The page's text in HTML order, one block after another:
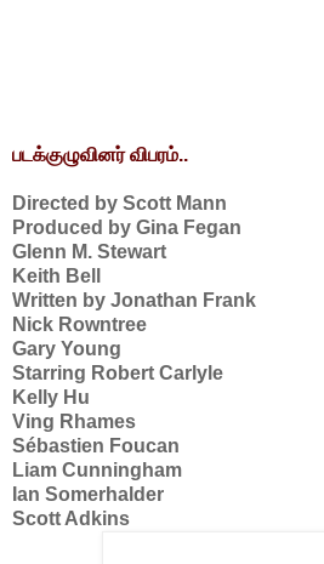
படக்குழுவினர் விபரம்..
Directed by Scott Mann
Produced by Gina Fegan
Glenn M. Stewart
Keith Bell
Written by Jonathan Frank
Nick Rowntree
Gary Young
Starring Robert Carlyle
Kelly Hu
Ving Rhames
Sébastien Foucan
Liam Cunningham
Ian Somerhalder
Scott Adkins